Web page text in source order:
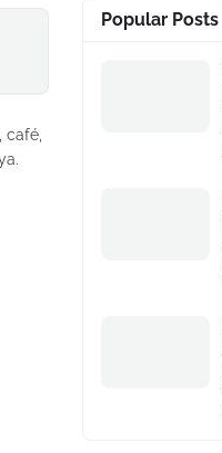
café,
Popular Posts